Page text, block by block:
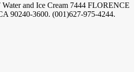
and Ice Cream 7444 FLORENCE
90240-3600. (001)627-975-4244.